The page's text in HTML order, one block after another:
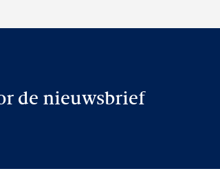
de nieuwsbrief